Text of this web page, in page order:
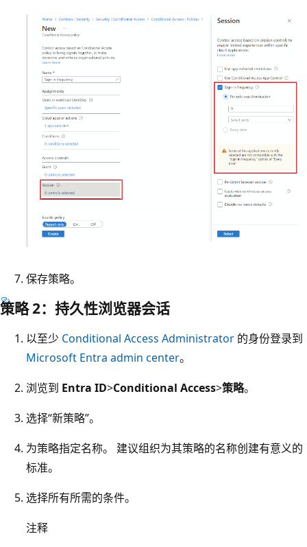
保存策略。
策略 2：持久性浏览器会话
以至少 Conditional Access Administrator 的身份登录到
Microsoft Entra admin center。
浏览到 Entra ID>Conditional Access>策略。
选择“新策略”。
为策略指定名称。 建议组织为其策略的名称创建有意义的
标准。
选择所有所需的条件。
注释